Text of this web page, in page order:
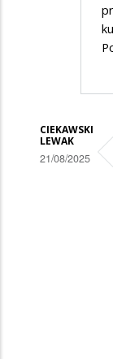
CIEKAWSKI
LEWAK
21/08/2025